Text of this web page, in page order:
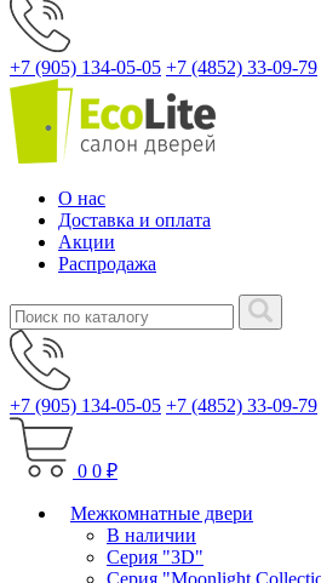
+7 (905) 134-05-05 +7 (4852) 33-09-79
О нас
Доставка и оплата
Акции
Распродажа
+7 (905) 134-05-05 +7 (4852) 33-09-79
0 0 ₽
Межкомнатные двери
В наличии
Серия "3D"
Серия "Moonlight